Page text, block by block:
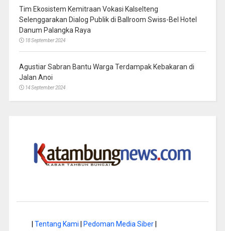
Tim Ekosistem Kemitraan Vokasi Kalselteng
Selenggarakan Dialog Publik di Ballroom Swiss-Bel Hotel
Danum Palangka Raya
18 September 2024
Agustiar Sabran Bantu Warga Terdampak Kebakaran di
Jalan Anoi
14 September 2024
Tentang Kami Pedoman Media Siber|